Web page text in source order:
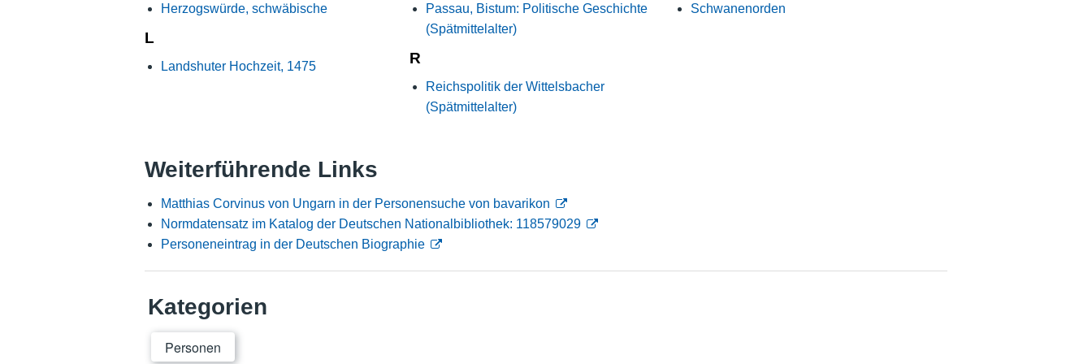
Herzogswürde, schwäbische
L
Landshuter Hochzeit, 1475
Passau, Bistum: Politische Geschichte
(Spätmittelalter)
R
Reichspolitik der Wittelsbacher
(Spätmittelalter)
Schwanenorden
Weiterführende Links
Matthias Corvinus von Ungarn in der Personensuche von bavarikon
Normdatensatz im Katalog der Deutschen Nationalbibliothek: 118579029
Personeneintrag in der Deutschen Biographie
Kategorien
Personen